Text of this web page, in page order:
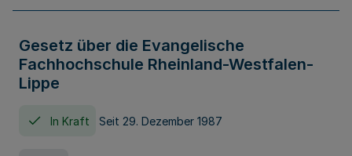
Gesetz über die Evangelische
Fachhochschule Rheinland-Westfalen-
Lippe
In Kraft Seit 29. Dezember 1987